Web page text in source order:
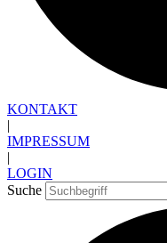
KONTAKT
|
IMPRESSUM
|
LOGIN
Suche